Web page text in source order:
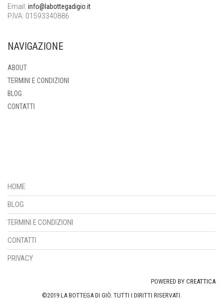
Email: info@labottegadigio.it
P.IVA: 01593340886
NAVIGAZIONE
ABOUT
TERMINI E CONDIZIONI
BLOG
CONTATTI
HOME
BLOG
TERMINI E CONDIZIONI
CONTATTI
PRIVACY
©2019 LA BOTTEGA DI GIÒ. TUTTI I DIRITTI RISERVATI.
POWERED BY CREATTICA